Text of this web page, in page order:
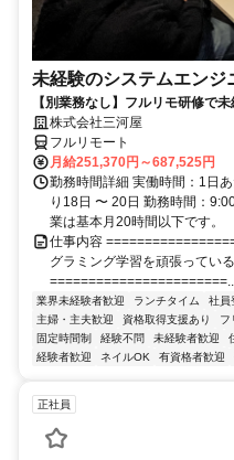
未経験のシステムエンジ
【別業務なし】フルリモ研修で
株式会社三河屋
フルリモート
月給251,370円～687,525円
勤務時間詳細 実働時間：1日
り18日 〜 20日 勤務時間：
業は基本月20時間以下です。
仕事内容
グラミング学習を頑張ってい
=======================...
業界未経験者歓迎 ランチタイム 社員
主婦・主夫歓迎
資格取得支援あり フ
固定時間制
経験不問 未経験者歓迎
経験者歓迎
ネイルOK 有資格者歓迎
正社員